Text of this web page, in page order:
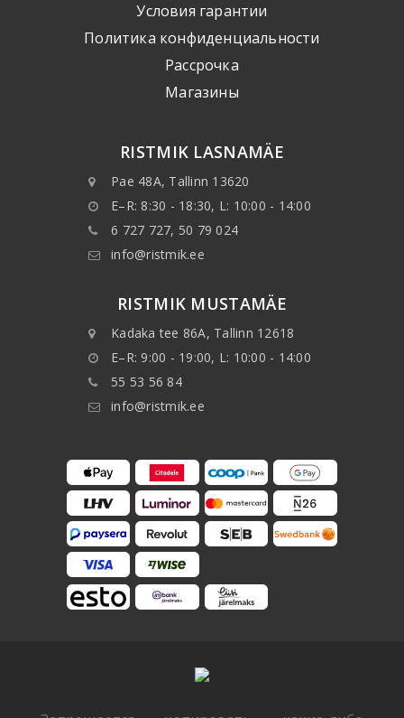
Условия гарантии
Политика конфиденциальности
Рассрочка
Mагазины
RISTMIK LASNAMÄE
Pae 48A, Tallinn 13620
E–R: 8:30 - 18:30, L: 10:00 - 14:00
6 727 727, 50 79 024
info@ristmik.ee
RISTMIK MUSTAMÄE
Kadaka tee 86A, Tallinn 12618
E–R: 9:00 - 19:00, L: 10:00 - 14:00
55 53 56 84
info@ristmik.ee